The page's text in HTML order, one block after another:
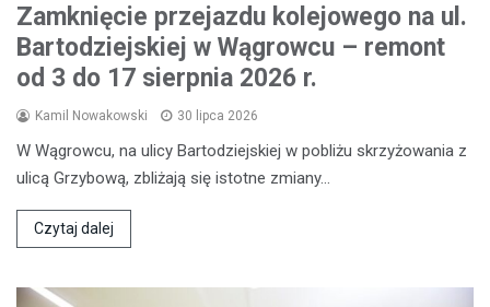
Zamknięcie przejazdu kolejowego na ul.
Bartodziejskiej w Wągrowcu – remont
od 3 do 17 sierpnia 2026 r.
Kamil Nowakowski 30 lipca 2026
W Wągrowcu, na ulicy Bartodziejskiej w pobliżu skrzyżowania z
ulicą Grzybową, zbliżają się istotne zmiany…
Czytaj dalej